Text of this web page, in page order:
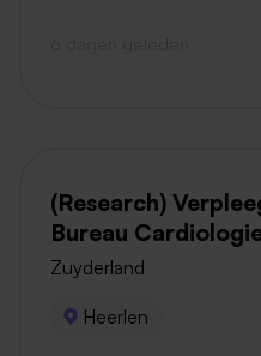
(Research)
Bureau
Zuyderland
Heerlen